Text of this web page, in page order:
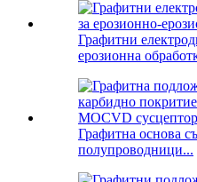
Графитни
ерозионна
Графитна основа
полупроводници...